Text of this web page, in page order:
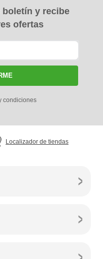
y recibe
ofertas
condiciones
Localizador de tiendas